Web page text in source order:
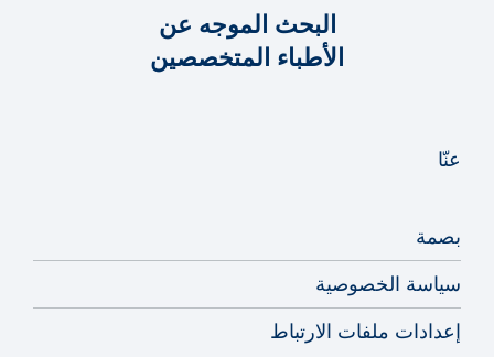
فرط التعرق
م
البحث الموجه عن
الأطباء المتخصصين
عنّا
بصمة
سياسة الخصوصية
إعدادات ملفات الارتباط